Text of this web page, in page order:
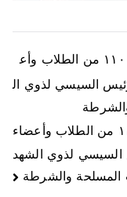
*جامعة سوهاج تشارك بوفد مكون من ١١٠ من الطلاب وأع
السيسي لذوي ال
جامعة سوهاج تشارك بوفد مكون من ١١٠ من الطلاب وأعضاء
السيسي لذوي الشهد
المسلحة والشرطة